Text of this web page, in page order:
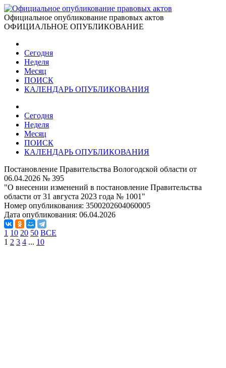
Официальное опубликование правовых актов
ОФИЦИАЛЬНОЕ ОПУБЛИКОВАНИЕ
Сегодня
Неделя
Месяц
ПОИСК
КАЛЕНДАРЬ ОПУБЛИКОВАНИЯ
Сегодня
Неделя
Месяц
ПОИСК
КАЛЕНДАРЬ ОПУБЛИКОВАНИЯ
Постановление Правительства Вологодской области от
06.04.2026 № 395
"О внесении изменений в постановление Правительства
области от 31 августа 2023 года № 1001"
Номер опубликования: 3500202604060005
Дата опубликования: 06.04.2026
1 10 20 50 ВСЕ
1 2 3 4 ... 10